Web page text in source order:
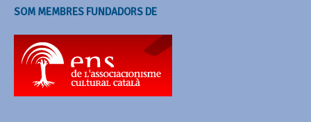
SOM MEMBRES FUNDADORS DE